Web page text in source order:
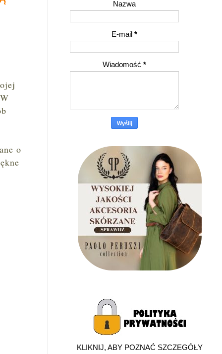
o
Nazwa
E-mail*
Wiadomość*
KLIKNIJ, ABY POZNAĆ SZCZEGÓŁY